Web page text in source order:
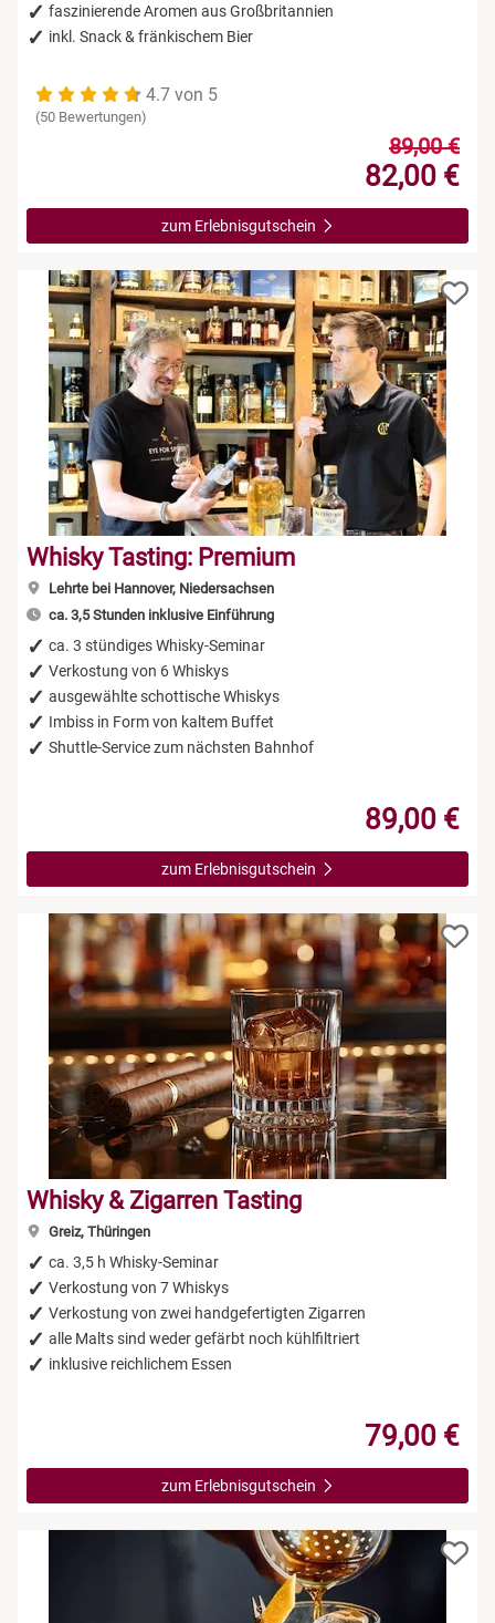
faszinierende Aromen aus Großbritannien
inkl. Snack & fränkischem Bier
4.7 von 5
(50 Bewertungen)
89,00 €
82,00 €
zum Erlebnisgutschein
Whisky Tasting: Premium
Lehrte bei Hannover, Niedersachsen
ca. 3,5 Stunden inklusive Einführung
ca. 3 stündiges Whisky-Seminar
Verkostung von 6 Whiskys
ausgewählte schottische Whiskys
Imbiss in Form von kaltem Buffet
Shuttle-Service zum nächsten Bahnhof
89,00 €
zum Erlebnisgutschein
Whisky & Zigarren Tasting
Greiz, Thüringen
ca. 3,5 h Whisky-Seminar
Verkostung von 7 Whiskys
Verkostung von zwei handgefertigten Zigarren
alle Malts sind weder gefärbt noch kühlfiltriert
inklusive reichlichem Essen
79,00 €
zum Erlebnisgutschein